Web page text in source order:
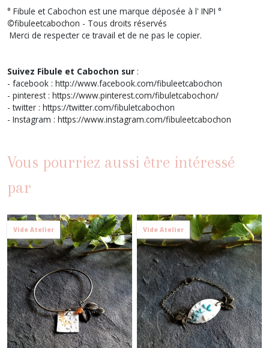
° Fibule et Cabochon est une marque déposée à l' INPI °
©fibuleetcabochon - Tous droits réservés
Merci de respecter ce travail et de ne pas le copier.
Suivez Fibule et Cabochon sur :
- facebook : http://www.facebook.com/fibuleetcabochon
- pinterest : https://www.pinterest.com/fibuletcabochon/
- twitter : https://twitter.com/fibuletcabochon
- Instagram : https://www.instagram.com/fibuleetcabochon
Vous pourriez aussi être intéressé
par
Vide Atelier Vide Atelier